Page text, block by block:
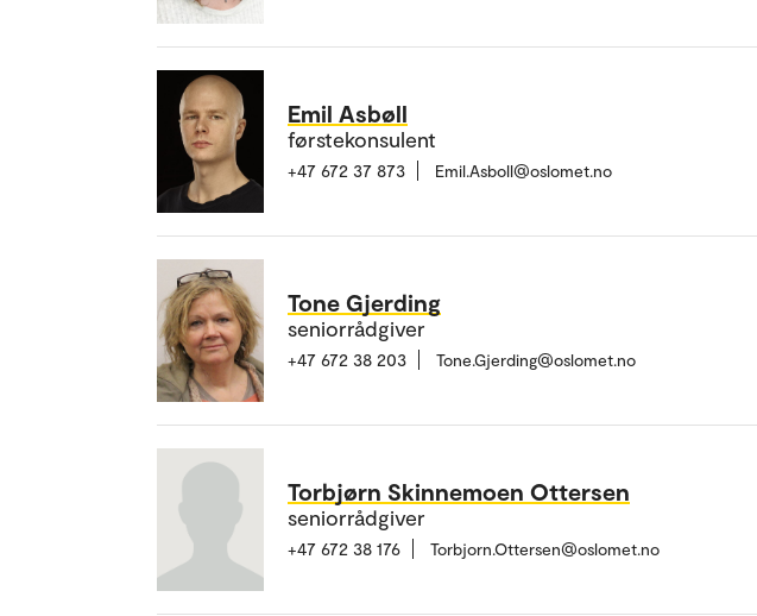
Emil Asbøll
førstekonsulent
+47 672 37 873 Emil.Asboll@oslomet.no
Tone Gjerding
seniorrådgiver
+47 672 38 203 Tone.Gjerding@oslomet.no
Torbjørn Skinnemoen Ottersen
seniorrådgiver
+47 672 38 176 Torbjorn.Ottersen@oslomet.no